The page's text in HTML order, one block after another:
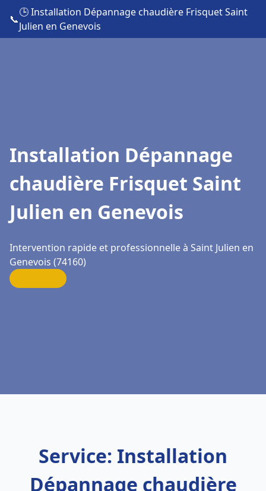
📞
🕒 Installation Dépannage chaudière Frisquet Saint
Julien en Genevois
Installation Dépannage
chaudière Frisquet Saint
Julien en Genevois
Intervention rapide et professionnelle à Saint Julien en
Genevois (74160)
Service: Installation
Dépannage chaudière